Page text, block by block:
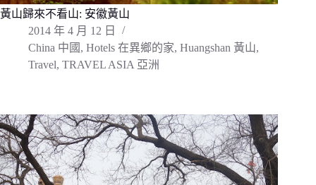
黃山歸來不看山: 安徽黃山
2014 年 4 月 12 日
China 中國 , Hotels 在異鄉的家, Huangshan 黃山,
Travel, TRAVEL ASIA 亞洲